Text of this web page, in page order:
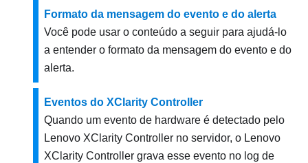
Formato da mensagem do evento e do alerta
Você pode usar o conteúdo a seguir para ajudá-lo
a entender o formato da mensagem do evento e do
alerta.
Eventos do XClarity Controller
Quando um evento de hardware é detectado pelo
Lenovo XClarity Controller no servidor, o Lenovo
XClarity Controller grava esse evento no log de